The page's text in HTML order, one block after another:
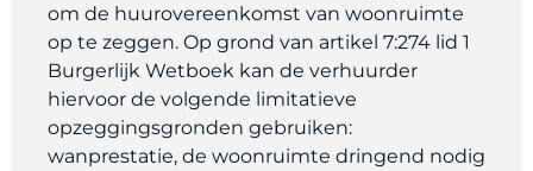
om de huurovereenkomst van woonruimte
op te zeggen. Op grond van artikel 7:274 lid 1
Burgerlijk Wetboek kan de verhuurder
hiervoor de volgende limitatieve
opzeggingsgronden gebruiken:
wanprestatie, de woonruimte dringend nodig